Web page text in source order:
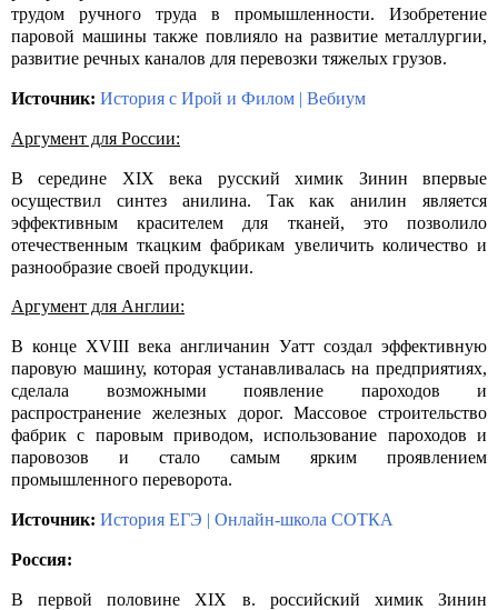
трудом ручного труда в промышленности. Изобретение
паровой машины также повлияло на развитие металлургии,
развитие речных каналов для перевозки тяжелых грузов.
Источник: История с Ирой и Филом | Вебиум
Аргумент для России:
В середине XIXвека русский химик Зинин впервые
осуществил синтез анилина. Так как анилин является
эффективным красителем для тканей, это позволило
отечественным ткацким фабрикам увеличить количество и
разнообразие своей продукции.
Аргумент для Англии:
В конце XVIII века англичанин Уатт создал эффективную
паровую машину, которая устанавливалась на предприятиях,
сделала возможными появление пароходов и
распространение железных дорог. Массовое строительство
фабрик с паровым приводом, использование пароходов и
паровозов и стало самым ярким проявлением
промышленного переворота.
Источник: История ЕГЭ | Онлайн-школа СОТКА
Россия:
В первой половине XIX
в. российский химик Зинин